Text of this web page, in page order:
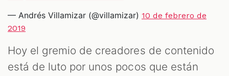
— Andrés Villamizar (@villamizar) 10 de febrero de
2019
Hoy el gremio de creadores de contenido
está de luto por unos pocos que están